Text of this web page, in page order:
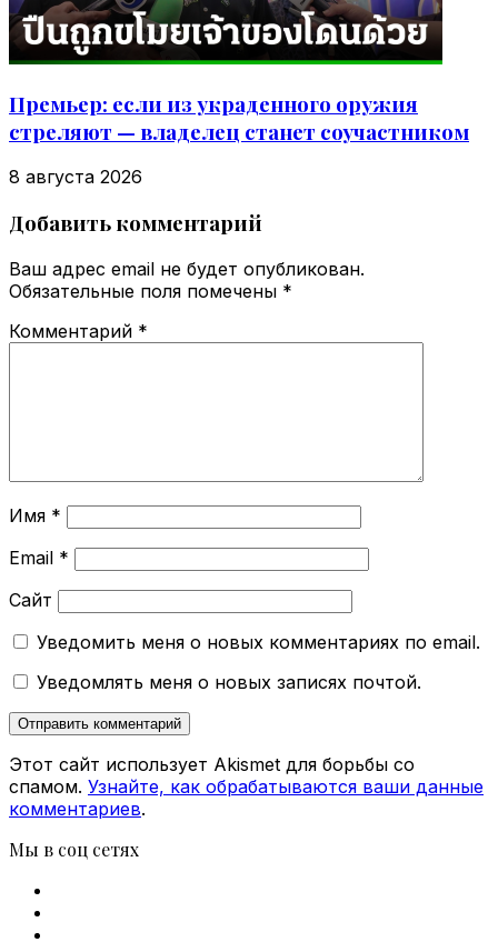
Премьер: если из украденного оружия
стреляют — владелец станет соучастником
8 августа 2026
Добавить комментарий
Ваш адрес email не будет опубликован.
Обязательные поля помечены *
Комментарий *
Имя *
Email *
Сайт
Уведомить меня о новых комментариях по email.
Уведомлять меня о новых записях почтой.
Этот сайт использует Akismet для борьбы со
спамом. Узнайте, как обрабатываются ваши данные
комментариев.
Мы в соц сетях